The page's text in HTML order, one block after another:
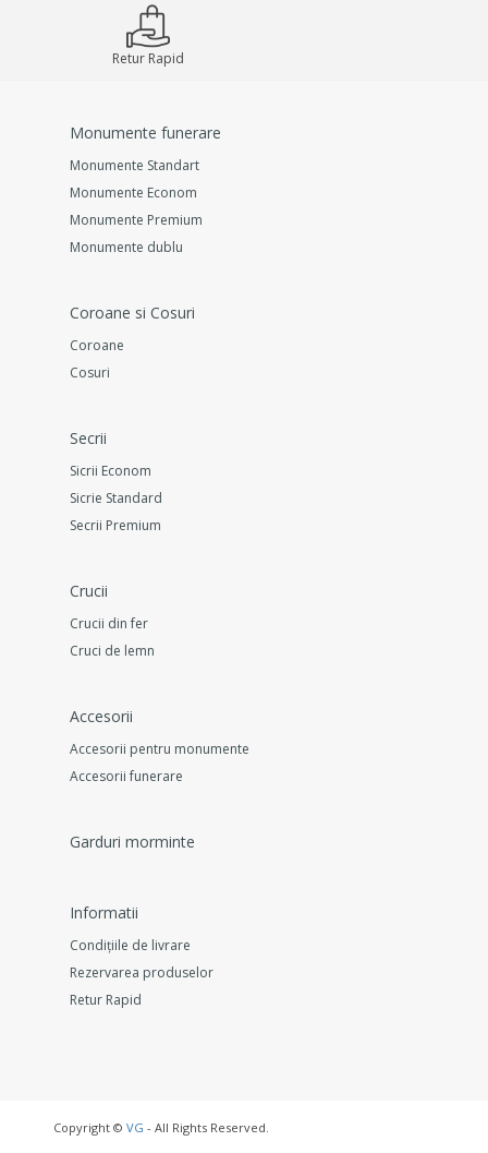
Retur Rapid
Monumente funerare
Monumente Standart
Monumente Econom
Monumente Premium
Monumente dublu
Coroane si Cosuri
Coroane
Cosuri
Secrii
Sicrii Econom
Sicrie Standard
Secrii Premium
Crucii
Crucii din fer
Cruci de lemn
Accesorii
Accesorii pentru monumente
Accesorii funerare
Garduri morminte
Informatii
Condițiile de livrare
Rezervarea produselor
Retur Rapid
Copyright © VG - All Rights Reserved.